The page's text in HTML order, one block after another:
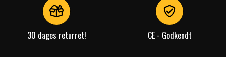
30 dages returret! CE - Godkendt